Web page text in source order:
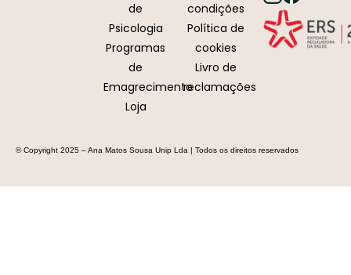
de
Psicologia
Programas
de
Emagrecimento
Loja
condições
Política de
cookies
Livro de
reclamações
© Copyright 2025 – Ana Matos Sousa Unip Lda | Todos os direitos reservados